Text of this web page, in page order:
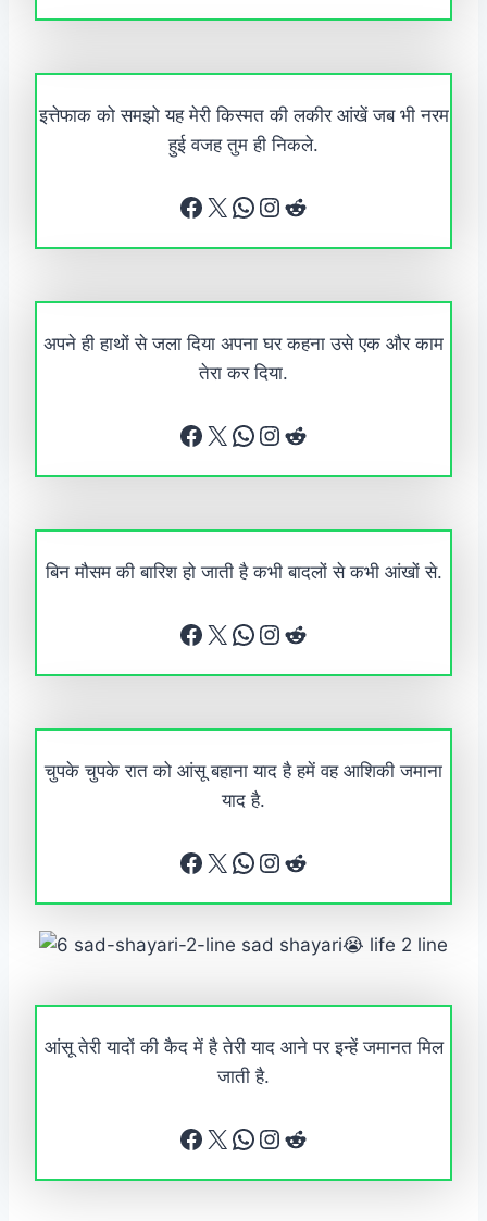
इत्तेफाक को समझो यह मेरी किस्मत की लकीर आंखें जब भी नरम
हुई वजह तुम ही निकले.
Facebook X WhatsApp Instagram Reddit
अपने ही हाथों से जला दिया अपना घर कहना उसे एक और काम
तेरा कर दिया.
Facebook X WhatsApp Instagram Reddit
बिन मौसम की बारिश हो जाती है कभी बादलों से कभी आंखों से.
Facebook X WhatsApp Instagram Reddit
चुपके चुपके रात को आंसू बहाना याद है हमें वह आशिकी जमाना
याद है.
Facebook X WhatsApp Instagram Reddit
आंसू तेरी यादों की कैद में है तेरी याद आने पर इन्हें जमानत मिल
जाती है.
Facebook X WhatsApp Instagram Reddit